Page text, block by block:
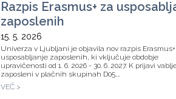
Razpis Erasmus+ za
zaposlenih
15. 5. 2026
Univerza v Ljubljani je objavila nov razpis
usposabljanje zaposlenih, ki vključuje obdobje
upravičenosti od 1. 6. 2026 - 30. 6. 2027. K prijavi
zaposleni v plačnih skupinah D05,…
VEČ >